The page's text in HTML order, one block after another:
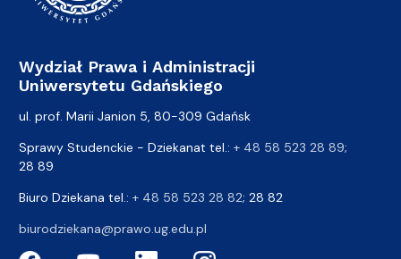
Wydział Prawa i Administracji
Uniwersytetu Gdańskiego
ul. prof. Marii Janion 5, 80-309 Gdańsk
Sprawy Studenckie - Dziekanat tel.: + 48 58 523 28 89;
28 89
Biuro Dziekana tel.: + 48 58 523 28 82; 28 82
biurodziekana@prawo.ug.edu.pl